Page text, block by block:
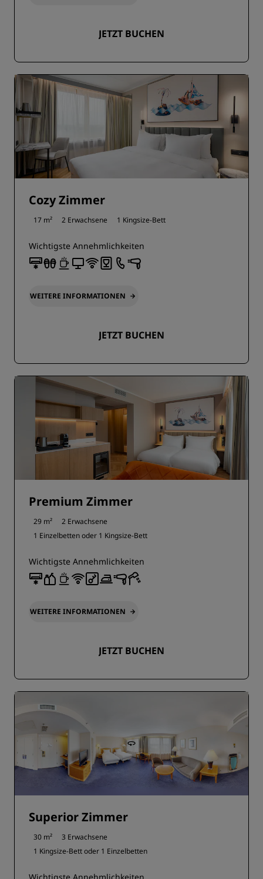
JETZT BUCHEN
Cozy Zimmer
17 m² 2 Erwachsene 1 Kingsize-Bett
Wichtigste Annehmlichkeiten
WEITERE INFORMATIONEN
JETZT BUCHEN
Premium Zimmer
29 m²
2 Erwachsene
1 Einzelbetten oder 1 Kingsize-Bett
Wichtigste Annehmlichkeiten
WEITERE INFORMATIONEN
JETZT BUCHEN
Superior Zimmer
30 m²
3 Erwachsene
1 Kingsize-Bett oder 1 Einzelbetten